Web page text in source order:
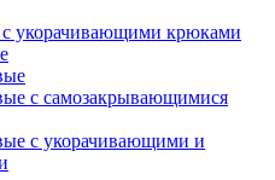
укорачивающими крюками
с самозакрывающимися
с укорачивающими и